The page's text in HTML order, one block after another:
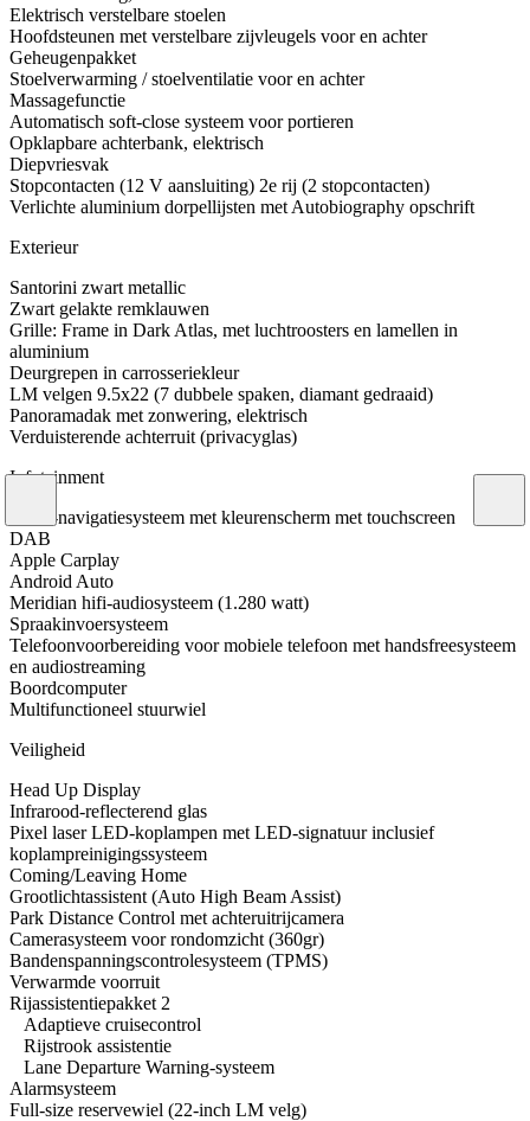
Elektrisch verstelbare stoelen
Hoofdsteunen met verstelbare zijvleugels voor en achter
Geheugenpakket
Stoelverwarming / stoelventilatie voor en achter
Massagefunctie
Automatisch soft-close systeem voor portieren
Opklapbare achterbank, elektrisch
Diepvriesvak
Stopcontacten (12 V aansluiting) 2e rij (2 stopcontacten)
Verlichte aluminium dorpellijsten met Autobiography opschrift
Exterieur
Santorini zwart metallic
Zwart gelakte remklauwen
Grille: Frame in Dark Atlas, met luchtroosters en lamellen in
aluminium
Deurgrepen in carrosseriekleur
LM velgen 9.5x22 (7 dubbele spaken, diamant gedraaid)
Panoramadak met zonwering, elektrisch
Verduisterende achterruit (privacyglas)
Infotainment
HDD-navigatiesysteem met kleurenscherm met touchscreen
DAB
Apple Carplay
Android Auto
Meridian hifi-audiosysteem (1.280 watt)
Spraakinvoersysteem
Telefoonvoorbereiding voor mobiele telefoon met handsfreesysteem
en audiostreaming
Boordcomputer
Multifunctioneel stuurwiel
Veiligheid
Head Up Display
Infrarood-reflecterend glas
Pixel laser LED-koplampen met LED-signatuur inclusief
koplampreinigingssysteem
Coming/Leaving Home
Grootlichtassistent (Auto High Beam Assist)
Park Distance Control met achteruitrijcamera
Camerasysteem voor rondomzicht (360gr)
Bandenspanningscontrolesysteem (TPMS)
Verwarmde voorruit
Rijassistentiepakket 2
Adaptieve cruisecontrol
Rijstrook assistentie
Lane Departure Warning-systeem
Alarmsysteem
Full-size reservewiel (22-inch LM velg)